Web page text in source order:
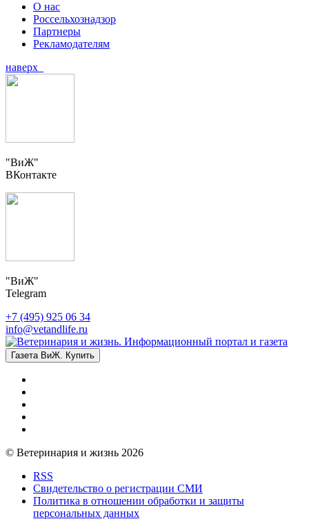
О нас
Россельхознадзор
Партнеры
Рекламодателям
наверх
"ВиЖ"
ВКонтакте
"ВиЖ"
Telegram
+7 (495) 925 06 34
info@vetandlife.ru
Газета ВиЖ. Купить
© Ветеринария и жизнь 2026
RSS
Свидетельство о регистрации СМИ
Политика в отношении обработки и защиты
персональных данных